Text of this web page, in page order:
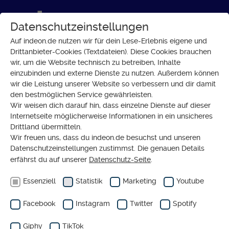
GESELLSCHAFT
Was ist ein Gewissen?
Datenschutzeinstellungen
Auf indeon.de nutzen wir für dein Lese-Erlebnis eigene und
Drittanbieter-Cookies (Textdateien). Diese Cookies brauchen
wir, um die Website technisch zu betreiben, Inhalte
einzubinden und externe Dienste zu nutzen. Außerdem können
wir die Leistung unserer Website so verbessern und dir damit
den bestmöglichen Service gewährleisten.
Wir weisen dich darauf hin, dass einzelne Dienste auf dieser
Internetseite möglicherweise Informationen in ein unsicheres
Drittland übermitteln.
Wir freuen uns, dass du indeon.de besuchst und unseren
Datenschutzeinstellungen zustimmst. Die genauen Details
erfährst du auf unserer Datenschutz-Seite
Essenziell Statistik Marketing Youtube
Facebook Instagram Twitter Spotify
Giphy TikTok